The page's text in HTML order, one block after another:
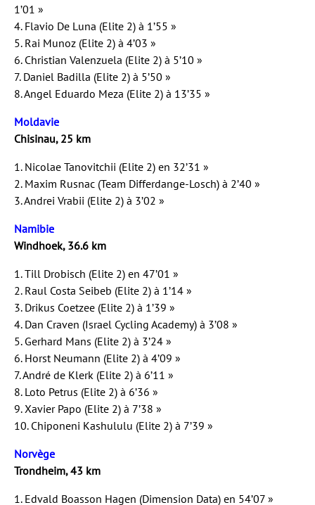
1’01 »
4. Flavio De Luna (Elite 2) à 1’55 »
5. Rai Munoz (Elite 2) à 4’03 »
6. Christian Valenzuela (Elite 2) à 5’10 »
7. Daniel Badilla (Elite 2) à 5’50 »
8. Angel Eduardo Meza (Elite 2) à 13’35 »
Moldavie
Chisinau, 25 km
1. Nicolae Tanovitchii (Elite 2) en 32’31 »
2. Maxim Rusnac (Team Differdange-Losch) à 2’40 »
3. Andrei Vrabii (Elite 2) à 3’02 »
Namibie
Windhoek, 36.6 km
1. Till Drobisch (Elite 2) en 47’01 »
2. Raul Costa Seibeb (Elite 2) à 1’14 »
3. Drikus Coetzee (Elite 2) à 1’39 »
4. Dan Craven (Israel Cycling Academy) à 3’08 »
5. Gerhard Mans (Elite 2) à 3’24 »
6. Horst Neumann (Elite 2) à 4’09 »
7. André de Klerk (Elite 2) à 6’11 »
8. Loto Petrus (Elite 2) à 6’36 »
9. Xavier Papo (Elite 2) à 7’38 »
10. Chiponeni Kashululu (Elite 2) à 7’39 »
Norvège
Trondheim, 43 km
1. Edvald Boasson Hagen (Dimension Data) en 54’07 »